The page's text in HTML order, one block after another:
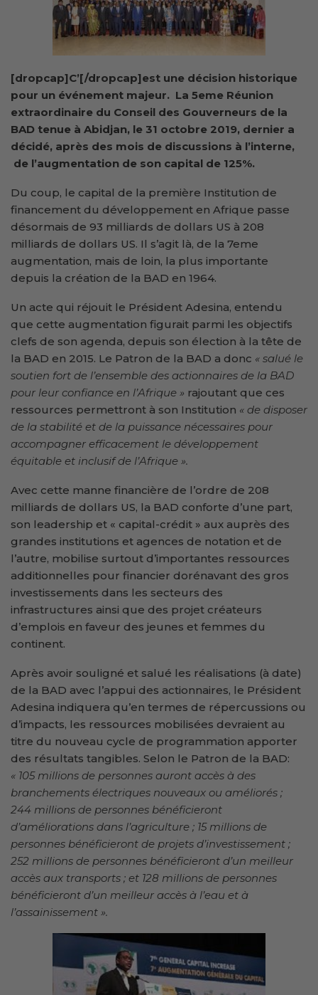
[dropcap]C’[/dropcap]est une décision historique
pour un événement majeur. La 5eme Réunion
extraordinaire du Conseil des Gouverneurs de la
BAD tenue à Abidjan, le 31 octobre 2019, dernier a
décidé, après des mois de discussions à l’interne,
de l’augmentation de son capital de 125%.
Du coup, le capital de la première Institution de
financement du développement en Afrique passe
désormais de 93 milliards de dollars US à 208
milliards de dollars US. Il s’agit là, de la 7eme
augmentation, mais de loin, la plus importante
depuis la création de la BAD en 1964.
Un acte qui réjouit le Président Adesina, entendu
que cette augmentation figurait parmi les objectifs
clefs de son agenda, depuis son élection à la tête de
la BAD en 2015. Le Patron de la BAD a donc « salué le
soutien fort de l’ensemble des actionnaires de la BAD
pour leur confiance en l’Afrique » rajoutant que ces
ressources permettront à son Institution « de disposer
de la stabilité et de la puissance nécessaires pour
accompagner efficacement le développement
équitable et inclusif de l’Afrique ».
Avec cette manne financière de l’ordre de 208
milliards de dollars US, la BAD conforte d’une part,
son leadership et « capital-crédit » aux auprès des
grandes institutions et agences de notation et de
l’autre, mobilise surtout d’importantes ressources
additionnelles pour financier dorénavant des gros
investissements dans les secteurs des
infrastructures ainsi que des projet créateurs
d’emplois en faveur des jeunes et femmes du
continent.
Après avoir souligné et salué les réalisations (à date)
de la BAD avec l’appui des actionnaires, le Président
Adesina indiquera qu’en termes de répercussions ou
d’impacts, les ressources mobilisées devraient au
titre du nouveau cycle de programmation apporter
des résultats tangibles. Selon le Patron de la BAD:
« 105 millions de personnes auront accès à des
branchements électriques nouveaux ou améliorés ;
244 millions de personnes bénéficieront
d’améliorations dans l’agriculture ; 15 millions de
personnes bénéficieront de projets d’investissement ;
252 millions de personnes bénéficieront d’un meilleur
accès aux transports ; et 128 millions de personnes
bénéficieront d’un meilleur accès à l’eau et à
l’assainissement ».